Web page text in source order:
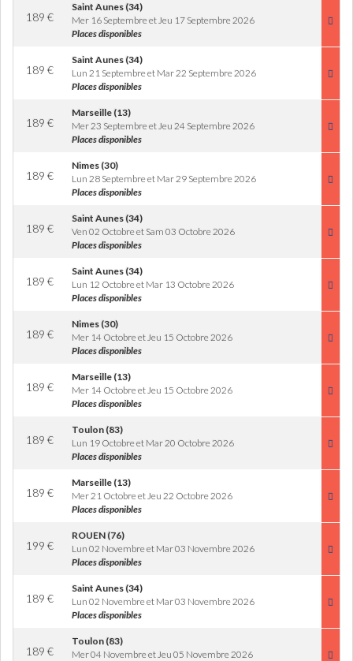
189 €
Saint Aunes (34)
Mer 16 Septembre et Jeu 17 Septembre 2026
Places disponibles
189 €
Saint Aunes (34)
Lun 21 Septembre et Mar 22 Septembre 2026
Places disponibles
189 €
Marseille (13)
Mer 23 Septembre et Jeu 24 Septembre 2026
Places disponibles
189 €
Nimes (30)
Lun 28 Septembre et Mar 29 Septembre 2026
Places disponibles
189 €
Saint Aunes (34)
Ven 02 Octobre et Sam 03 Octobre 2026
Places disponibles
189 €
Saint Aunes (34)
Lun 12 Octobre et Mar 13 Octobre 2026
Places disponibles
189 €
Nimes (30)
Mer 14 Octobre et Jeu 15 Octobre 2026
Places disponibles
189 €
Marseille (13)
Mer 14 Octobre et Jeu 15 Octobre 2026
Places disponibles
189 €
Toulon (83)
Lun 19 Octobre et Mar 20 Octobre 2026
Places disponibles
189 €
Marseille (13)
Mer 21 Octobre et Jeu 22 Octobre 2026
Places disponibles
199 €
ROUEN (76)
Lun 02 Novembre et Mar 03 Novembre 2026
Places disponibles
189 €
Saint Aunes (34)
Lun 02 Novembre et Mar 03 Novembre 2026
Places disponibles
189 €
Toulon (83)
Mer 04 Novembre et Jeu 05 Novembre 2026